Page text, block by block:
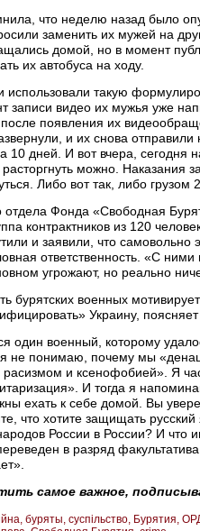
что неделю назад было
заменить их мужей на
домой, но в момент
их автобуса на ходу.
такую
видео их мужья уже
после появления их
и их снова
10 дней. И вот вчера, сегодня
расторгнуть можно. Наказания
Либо вот так, либо грузом
отдела Фонда «Свободная
контрактников из 120
и заявили, что самовольно
ответственность. «С
угрожают, но реально
бурятских военных
Украину,
один военный, которому
не понимаю, почему мы
расизмом и ксенофобией». Я
И тогда я
ехать к себе домой. Вы
что хотите защищать
России в России? И что
в разряд
самое важное,
буряты суспільство Бурятия